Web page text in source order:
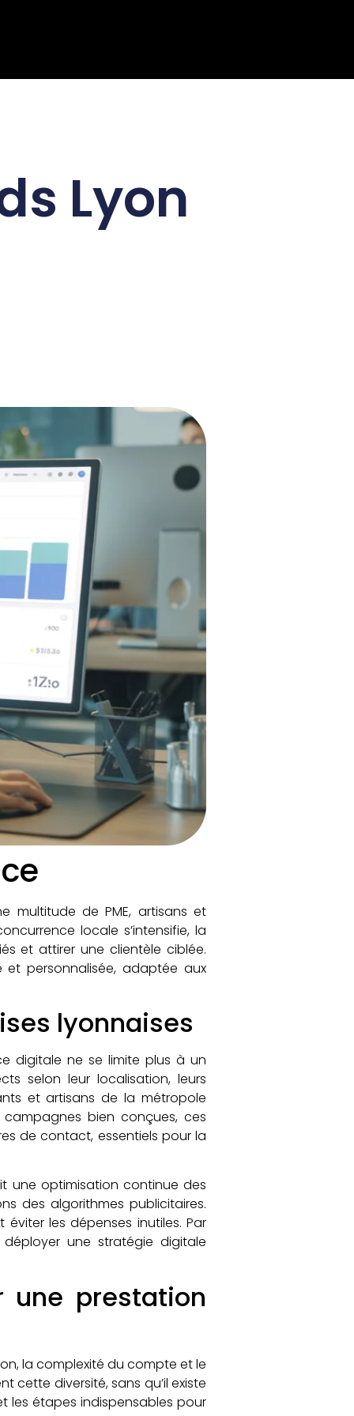
Lyon
multitude de PME, artisans et
locale s’intensifie, la
et attirer une clientèle ciblée.
personnalisée, adaptée aux
lyonnaises
digitale ne se limite plus à un
selon leur localisation, leurs
et artisans de la métropole
campagnes bien conçues, ces
de contact, essentiels pour la
une optimisation continue des
des algorithmes publicitaires.
les dépenses inutiles. Par
une stratégie digitale
prestation
la complexité du compte et le
cette diversité, sans qu’il existe
les étapes indispensables pour